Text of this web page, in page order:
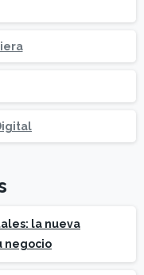
la nueva
negocio